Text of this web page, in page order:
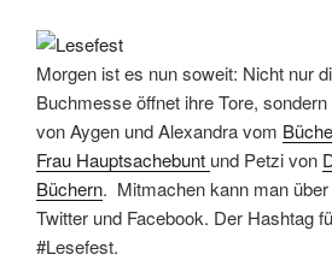
Morgen ist es nun soweit: Nicht nur
Buchmesse öffnet ihre Tore,
von Aygen und Alexandra vom
Frau Hauptsachebunt und Petzi von
Büchern. Mitmachen kann man über
Twitter und Facebook. Der Hashtag
#Lesefest.